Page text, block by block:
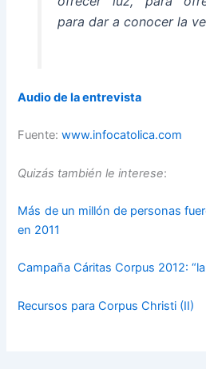
para dar a conocer la
Audio de la entrevista
Fuente:www.infocatolica.com
Quizás también le interese:
Más de un millón de personas
en 2011
Campaña Cáritas Corpus 2012:
Recursos para Corpus Christi (II)